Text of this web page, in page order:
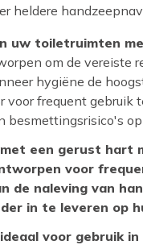
heldere
uw toiletruimten
om de vereiste
hygiëne de
voor frequent gebruik
besmettingsrisico's
een gerust hart
voor
de naleving van
in te leveren op
voor gebruik